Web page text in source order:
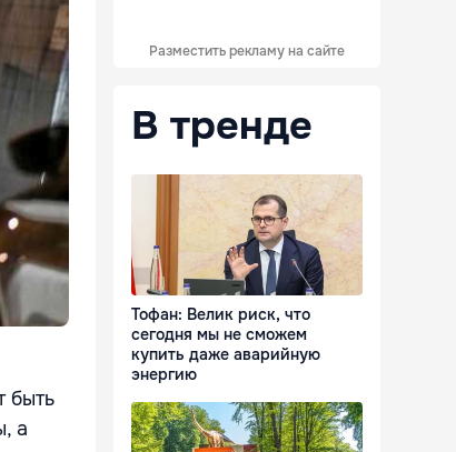
быть
а
Разместить рекламу на сайте
В тренде
Тофан: Велик риск, что
сегодня мы не сможем
купить даже аварийную
энергию